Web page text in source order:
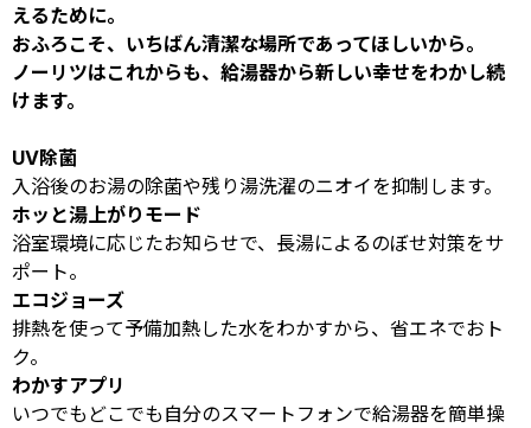
えるために。
おふろこそ、いちばん清潔な場所であってほしいから。
ノーリツはこれからも、給湯器から新しい幸せをわかし続
けます。
UV除菌
入浴後のお湯の除菌や残り湯洗濯のニオイを抑制します。
ホッと湯上がりモード
浴室環境に応じたお知らせで、長湯によるのぼせ対策をサ
ポート。
エコジョーズ
排熱を使って予備加熱した水をわかすから、省エネでおト
ク。
わかすアプリ
いつでもどこでも自分のスマートフォンで給湯器を簡単操